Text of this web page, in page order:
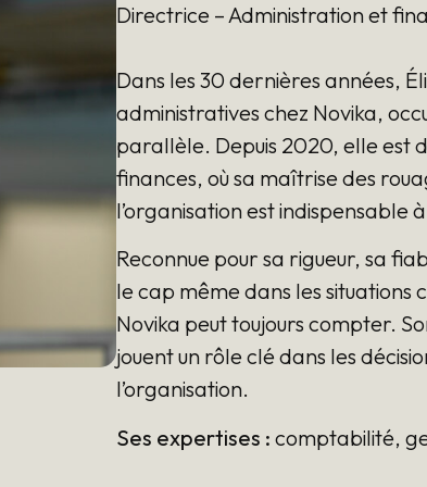
Directrice – Administration et
Dans les 30 dernières années,
administratives chez Novika,
parallèle. Depuis 2020, elle est
finances, où sa maîtrise des
l’organisation est indispensable
Reconnue pour sa rigueur, sa
le cap même dans les situations
Novika peut toujours compter.
jouent un rôle clé dans les
l’organisation.
Ses expertises : comptabilité,